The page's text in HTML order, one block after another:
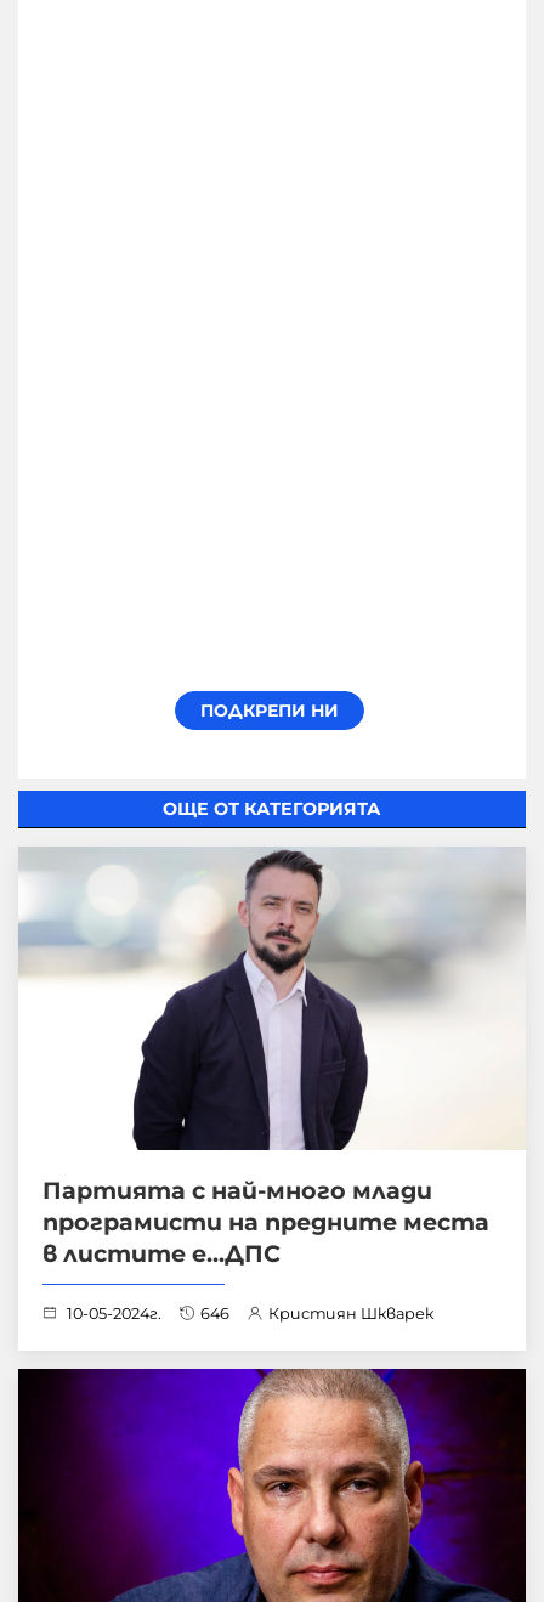
ОЩЕ ОТ КАТЕГОРИЯТА
Партията с най-много млади
програмисти на предните места
в листите е...ДПС
10-05-2024г. 646 Кристиян Шкварек